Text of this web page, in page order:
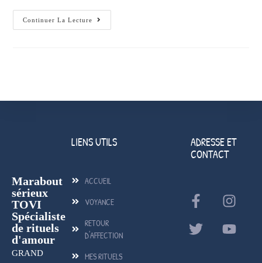
Continuer La Lecture
Marabout
sérieux
TOVI
Spécialiste
de rituels
d'amour
GRAND
LIENS UTILS
ACCUEIL
VOYANCE
RETOUR
D'AFFECTION
MES RITUELS
ADRESSE ET
CONTACT